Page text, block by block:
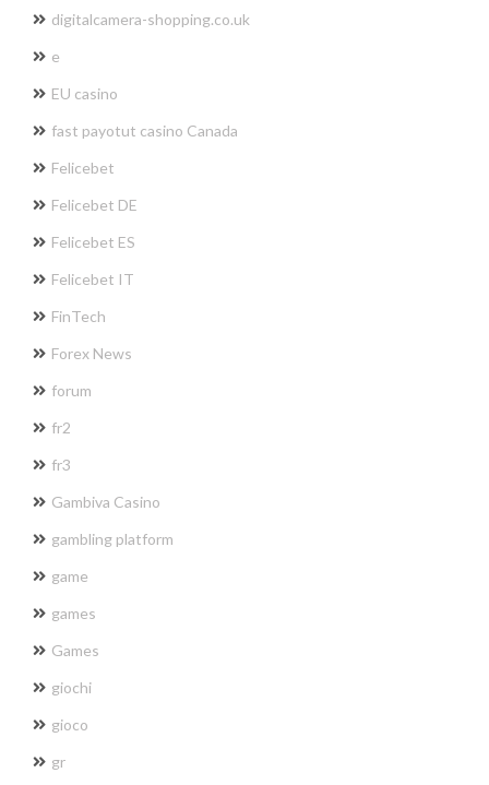
digitalcamera-shopping.co.uk
e
EU casino
fast payotut casino Canada
Felicebet
Felicebet DE
Felicebet ES
Felicebet IT
FinTech
Forex News
forum
fr2
fr3
Gambiva Casino
gambling platform
game
games
Games
giochi
gioco
gr